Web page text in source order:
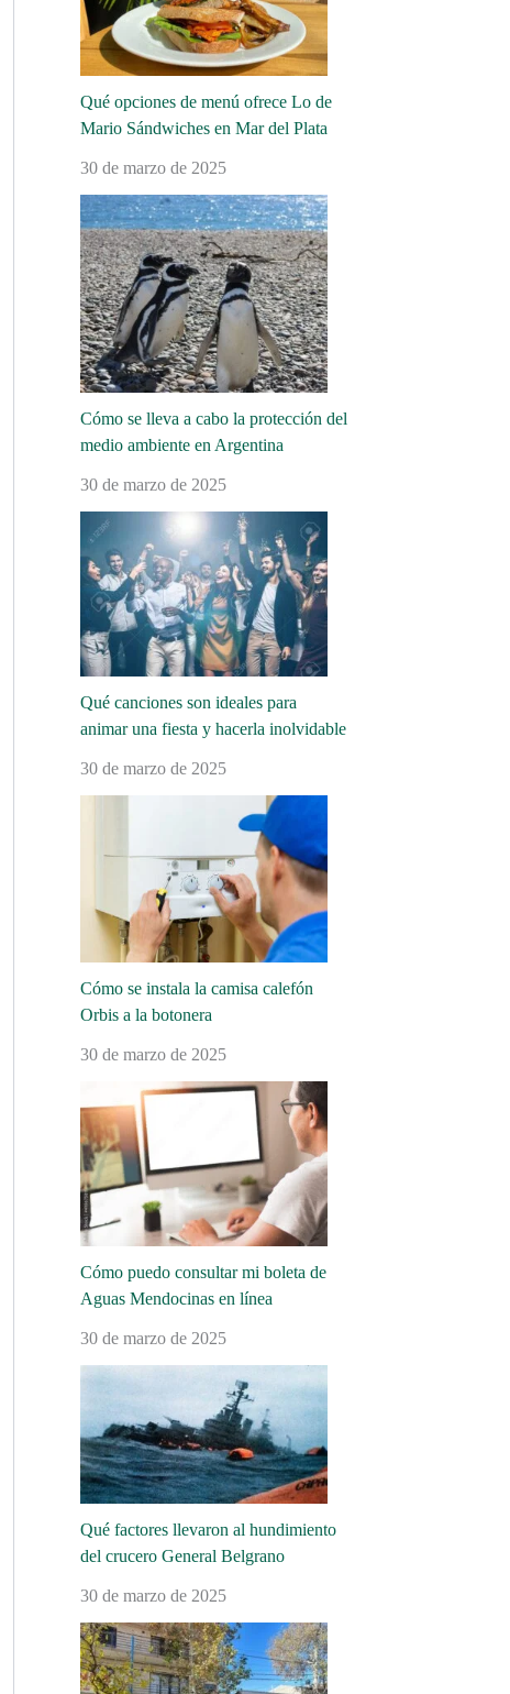
Qué opciones de menú ofrece Lo de
Mario Sándwiches en Mar del Plata
30 de marzo de 2025
Cómo se lleva a cabo la protección del
medio ambiente en Argentina
30 de marzo de 2025
Qué canciones son ideales para
animar una fiesta y hacerla inolvidable
30 de marzo de 2025
Cómo se instala la camisa calefón
Orbis a la botonera
30 de marzo de 2025
Cómo puedo consultar mi boleta de
Aguas Mendocinas en línea
30 de marzo de 2025
Qué factores llevaron al hundimiento
del crucero General Belgrano
30 de marzo de 2025